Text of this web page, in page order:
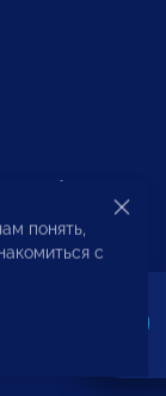
понять,
с